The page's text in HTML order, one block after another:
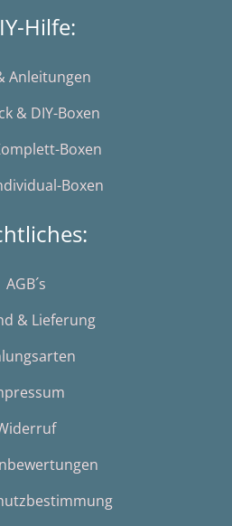
Hilfe:
Anleitungen
& DIY-Boxen
Boxen
Boxen
AGB´s
& Lieferung